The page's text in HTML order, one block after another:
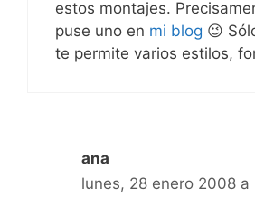
estos montajes.
puse uno en mi blog 😉
te permite varios estilos,
ana
lunes, 28 enero 2008 a